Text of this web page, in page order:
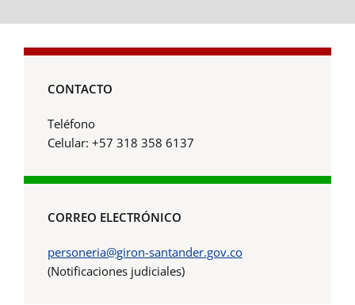
CONTACTO
Teléfono
Celular: +57 318 358 6137
CORREO ELECTRÓNICO
personeria@giron-santander.gov.co
(Notificaciones judiciales)